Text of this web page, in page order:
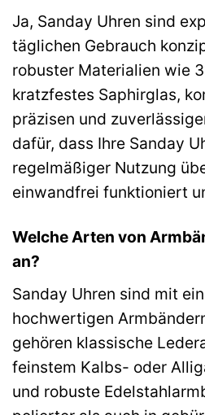
Ja, Sanday Uhren sind
täglichen Gebrauch
robuster Materialien wie
kratzfestes Saphirglas,
präzisen und
dafür, dass Ihre Sanday
regelmäßiger Nutzung
einwandfrei funktioniert
Welche Arten von
an?
Sanday Uhren sind mit
hochwertigen
gehören klassische
feinstem Kalbs- oder
und robuste